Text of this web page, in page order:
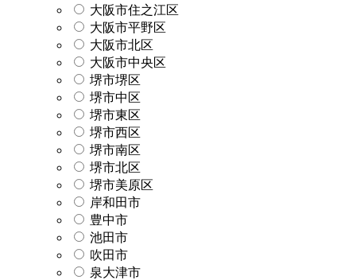
大阪市住之江区
大阪市平野区
大阪市北区
大阪市中央区
堺市堺区
堺市中区
堺市東区
堺市西区
堺市南区
堺市北区
堺市美原区
岸和田市
豊中市
池田市
吹田市
泉大津市